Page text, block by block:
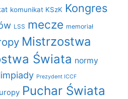
komunikat KSzK Kongres
LSS mecze memoriał
Mistrzostwa
Świata normy
Prezydent ICCF
Puchar Świata